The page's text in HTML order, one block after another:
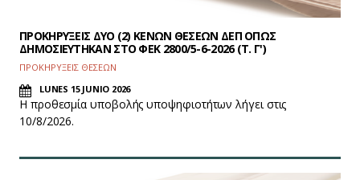
ΠΡΟΚΗΡΥΞΕΙΣ ΔΥΟ (2) ΚΕΝΩΝ ΘΕΣΕΩΝ ΔΕΠ ΟΠΩΣ
ΔΗΜΟΣΙΕΥΤΗΚΑΝ ΣΤΟ ΦEK 2800/5-6-2026 (Τ. Γ')
ΠΡΟΚΗΡΥΞΕΙΣ ΘΕΣΕΩΝ
LUNES 15 JUNIO 2026
Η προθεσμία υποβολής υποψηφιοτήτων λήγει στις
10/8/2026.